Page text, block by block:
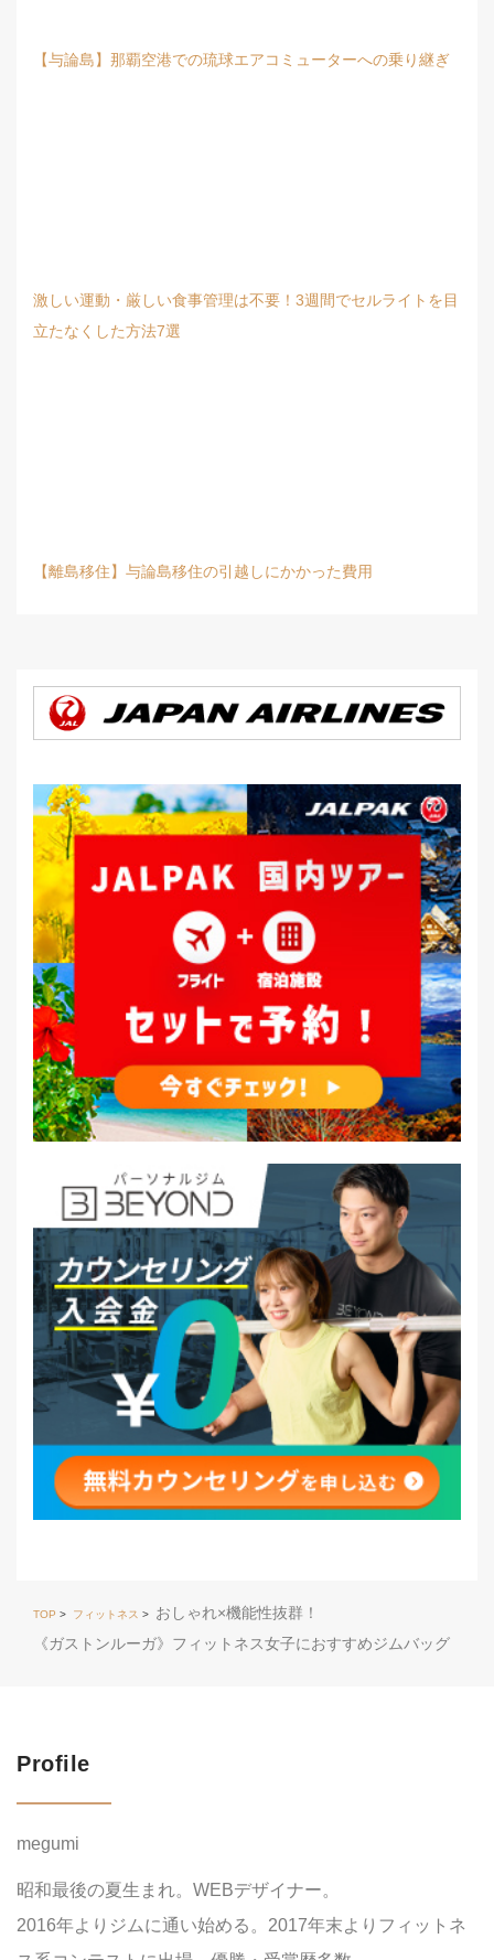
【与論島】那覇空港での琉球エアコミューターへの乗り継ぎ
激しい運動・厳しい食事管理は不要！3週間でセルライトを目
立たなくした方法7選
【離島移住】与論島移住の引越しにかかった費用
TOP > フィットネス > おしゃれ×機能性抜群！
《ガストンルーガ》フィットネス女子におすすめジムバッグ
Profile
megumi
昭和最後の夏生まれ。WEBデザイナー。
2016年よりジムに通い始める。2017年末よりフィットネ